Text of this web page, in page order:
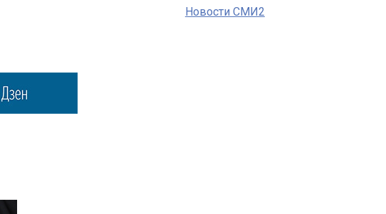
Новости СМИ2